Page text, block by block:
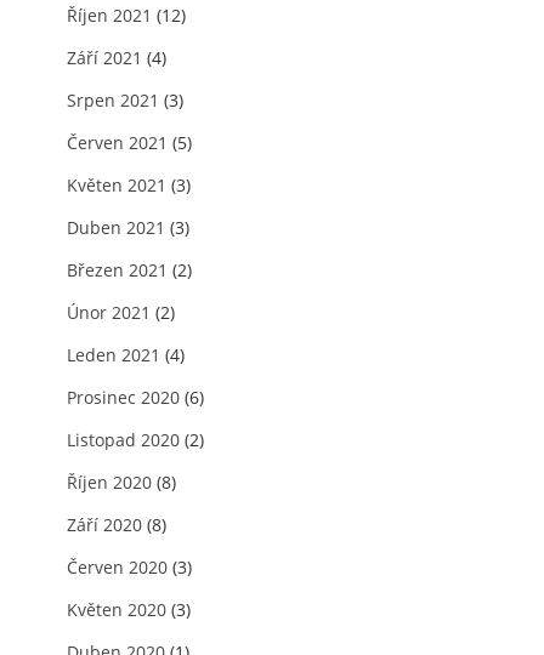
Říjen 2021 (12)
Září 2021 (4)
Srpen 2021 (3)
Červen 2021 (5)
Květen 2021 (3)
Duben 2021 (3)
Březen 2021 (2)
Únor 2021 (2)
Leden 2021 (4)
Prosinec 2020 (6)
Listopad 2020 (2)
Říjen 2020 (8)
Září 2020 (8)
Červen 2020 (3)
Květen 2020 (3)